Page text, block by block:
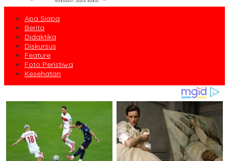
Apa Siapa
Berita
Didaktika
Diskursus
Feature
Foto Peristiwa
Kesehatan